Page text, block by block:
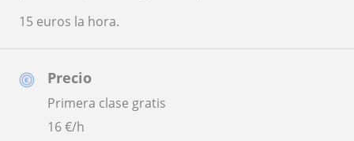
Precio
Primera clase gratis
16€/h
15 euros la hora.